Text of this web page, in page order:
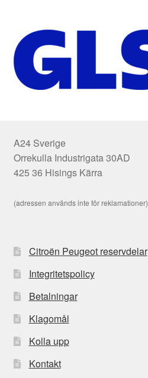
A24 Sverige
Orrekulla Industrigata 30AD
425 36 Hisings Kärra
(adressen används inte för reklamationer)
Citroën Peugeot reservdelar
Integritetspolicy
Betalningar
Klagomål
Kolla upp
Kontakt